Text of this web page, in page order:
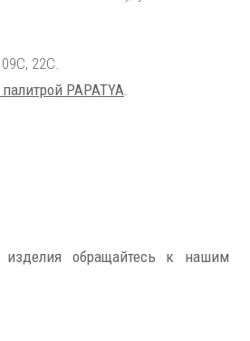
22С.
PAPATYA.
обращайтесь к нашим